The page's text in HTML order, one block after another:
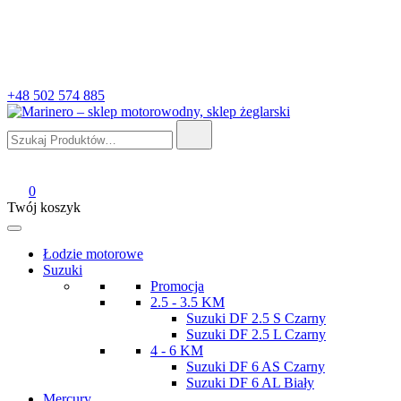
+48 502 574 885
Marinero – sklep motorowodny, sklep żeglarski
Sklep motorowodny, Sklep żeglarski, części do silników,
0
Twój koszyk
Łodzie motorowe
Suzuki
Promocja
2.5 - 3.5 KM
Suzuki DF 2.5 S Czarny
Suzuki DF 2.5 L Czarny
4 - 6 KM
Suzuki DF 6 AS Czarny
Suzuki DF 6 AL Biały